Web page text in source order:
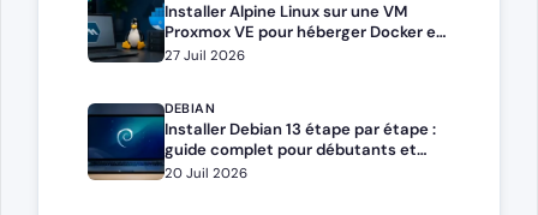
Installer Alpine Linux sur une VM
Proxmox VE pour héberger Docker et
Docker Compose
27 Juil 2026
DEBIAN
Installer Debian 13 étape par étape :
guide complet pour débutants et
administrateurs
20 Juil 2026